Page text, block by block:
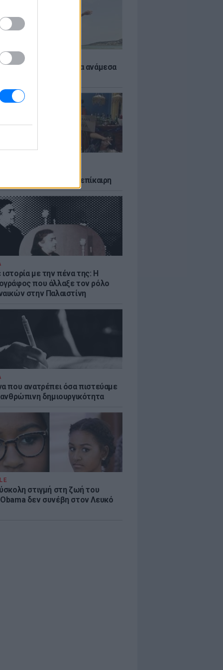
αποφύγεις το σύγκαμα ανάμεσα
και παραμένει επίκαιρη
με την πένα της: Η
που άλλαξε τον ρόλο
στην Παλαιστίνη
που ανατρέπει όσα πιστεύαμε
ανθρώπινη δημιουργικότητα
στιγμή στη ζωή του
δεν συνέβη στον Λευκό